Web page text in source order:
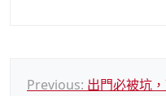
文
Previous: 出門必被坑